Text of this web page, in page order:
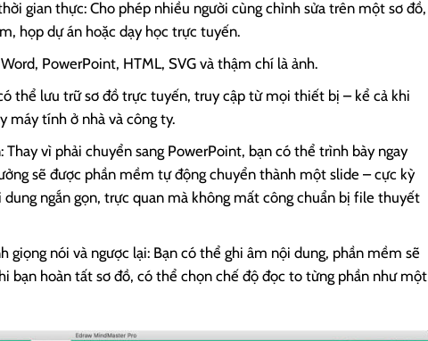
gian thực: Cho phép nhiều người cùng chỉnh sửa trên một sơ đồ,
họp dự án hoặc dạy học trực tuyến.
PowerPoint, HTML, SVG và thậm chí là ảnh.
thể lưu trữ sơ đồ trực tuyến, truy cập từ mọi thiết bị – kể cả khi
máy tính ở nhà và công ty.
vì phải chuyển sang PowerPoint, bạn có thể trình bày ngay
sẽ được phần mềm tự động chuyển thành một slide – cực kỳ
ngắn gọn, trực quan mà không mất công chuẩn bị file thuyết
giọng nói và ngược lại: Bạn có thể ghi âm nội dung, phần mềm sẽ
bạn hoàn tất sơ đồ, có thể chọn chế độ đọc to từng phần như một